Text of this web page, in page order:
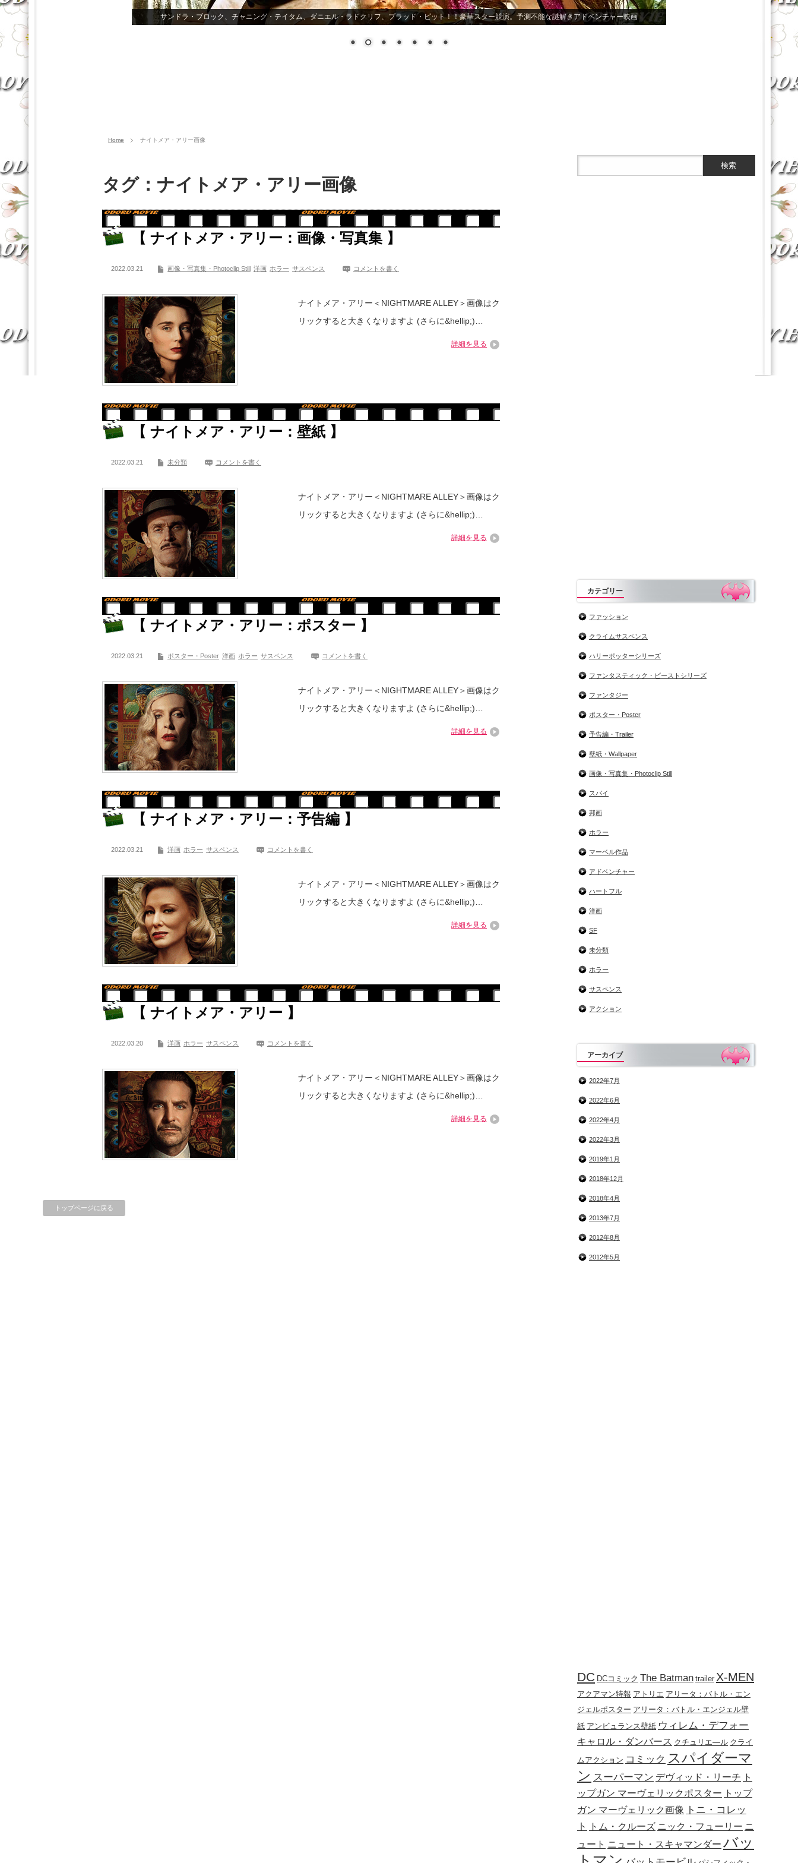
ヒーロー映画史上最もスキャンダラス! バットマンの嘘が暴かれる
Home ナイトメア・アリー画像
タグ：ナイトメア・アリー画像
【 ナイトメア・アリー：画像・写真集 】
2022.03.21 画像・写真集・Photoclip Still 洋画 ホラー サスペンス コメントを書く
ナイトメア・アリー＜NIGHTMARE ALLEY＞画像はク
リックすると大きくなりますよ (さらに&hellip;)…
詳細を見る
【 ナイトメア・アリー：壁紙 】
2022.03.21 未分類 コメントを書く
ナイトメア・アリー＜NIGHTMARE ALLEY＞画像はク
リックすると大きくなりますよ (さらに&hellip;)…
詳細を見る
【 ナイトメア・アリー：ポスター 】
2022.03.21 ポスター・Poster 洋画 ホラー サスペンス コメントを書く
ナイトメア・アリー＜NIGHTMARE ALLEY＞画像はク
リックすると大きくなりますよ (さらに&hellip;)…
詳細を見る
【 ナイトメア・アリー：予告編 】
2022.03.21 洋画 ホラー サスペンス コメントを書く
ナイトメア・アリー＜NIGHTMARE ALLEY＞画像はク
リックすると大きくなりますよ (さらに&hellip;)…
詳細を見る
【 ナイトメア・アリー 】
2022.03.20 洋画 ホラー サスペンス コメントを書く
ナイトメア・アリー＜NIGHTMARE ALLEY＞画像はク
リックすると大きくなりますよ (さらに&hellip;)…
詳細を見る
トップページに戻る
カテゴリー
ファッション
クライムサスペンス
ハリーポッターシリーズ
ファンタスティック・ビーストシリーズ
ファンタジー
ポスター・Poster
予告編・Trailer
壁紙・Wallpaper
画像・写真集・Photoclip Still
スパイ
邦画
ホラー
マーベル作品
アドベンチャー
ハートフル
洋画
SF
未分類
ホラー
サスペンス
アクション
アーカイブ
2022年7月
2022年6月
2022年4月
2022年3月
2019年1月
2018年12月
2018年4月
2013年7月
2012年8月
2012年5月
DC DCコミック The Batman trailer X-MEN
アクアマン特報 アトリエ アリータ：バトル・エン
ジェルポスター アリータ：バトル・エンジェル壁
紙 アンビュランス壁紙 ウィレム・デフォー
キャロル・ダンバース クチュリエ―ル クライ
ムアクション コミック スパイダーマ
ン スーパーマン デヴィッド・リーチ ト
ップガン マーヴェリックポスター トップ
ガン マーヴェリック画像 トニ・コレッ
ト
トム・クルーズ ニック・フューリー ニ
ュート ニュート・スキャマンダー バッ